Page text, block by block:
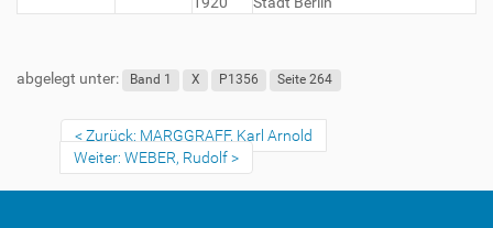
abgelegt unter: Band 1 X P1356 Seite 264
Zurück: MARGGRAFF, Karl Arnold
Weiter: WEBER, Rudolf